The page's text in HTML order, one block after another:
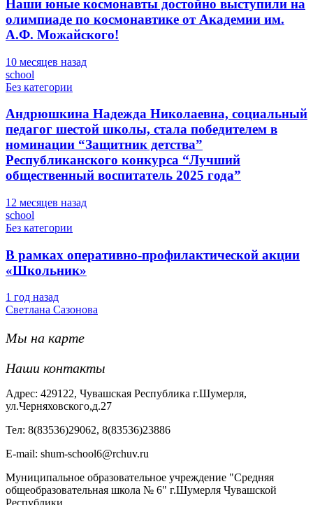
Наши юные космонавты достойно выступили на
олимпиаде по космонавтике от Академии им.
А.Ф. Можайского!
10 месяцев назад
school
Без категории
Андрюшкина Надежда Николаевна, социальный
педагог шестой школы, стала победителем в
номинации “Защитник детства”
Республиканского конкурса “Лучший
общественный воспитатель 2025 года”
12 месяцев назад
school
Без категории
В рамках оперативно-профилактической акции
«Школьник»
1 год назад
Светлана Сазонова
Мы на карте
Наши контакты
Адрес: 429122, Чувашская Республика г.Шумерля,
ул.Черняховского,д.27
Тел: 8(83536)29062, 8(83536)23886
Е-mail: shum-school6@rchuv.ru
Муниципальное образовательное учреждение "Средняя
общеобразовательная школа № 6" г.Шумерля Чувашской